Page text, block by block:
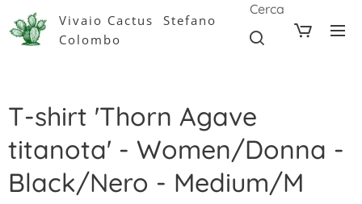
Vivaio Cactus Stefano
Colombo
Cerca
T-shirt 'Thorn Agave
titanota' - Women/Donna -
Black/Nero - Medium/M